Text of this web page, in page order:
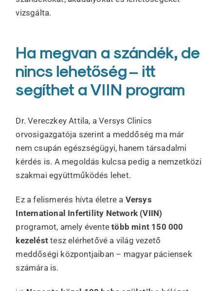
vizsgálta.
Ha megvan a szándék, de
nincs lehetőség – itt
segíthet a VIIN program
Dr. Vereczkey Attila, a Versys Clinics
orvosigazgatója szerint a meddőség ma már
nem csupán egészségügyi, hanem társadalmi
kérdés is. A megoldás kulcsa pedig a nemzetközi
szakmai együttműködés lehet.
Ez a felismerés hívta életre a Versys
International Infertility Network (VIIN)
programot, amely éventetöbb mint 150 000
kezelést tesz elérhetővé a világ vezető
meddőségi központjaiban – magyar páciensek
számára is.